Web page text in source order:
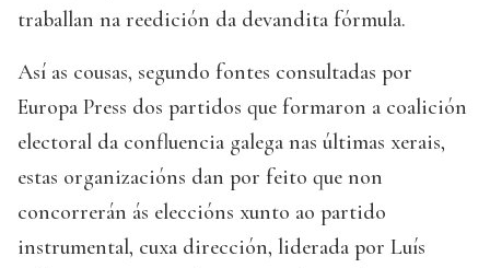
traballan na reedición da devandita fórmula.
Así as cousas, segundo fontes consultadas por
Europa Press dos partidos que formaron a coalición
electoral da confluencia galega nas últimas xerais,
estas organizacións dan por feito que non
concorrerán ás eleccións xunto ao partido
instrumental, cuxa dirección, liderada por Luís